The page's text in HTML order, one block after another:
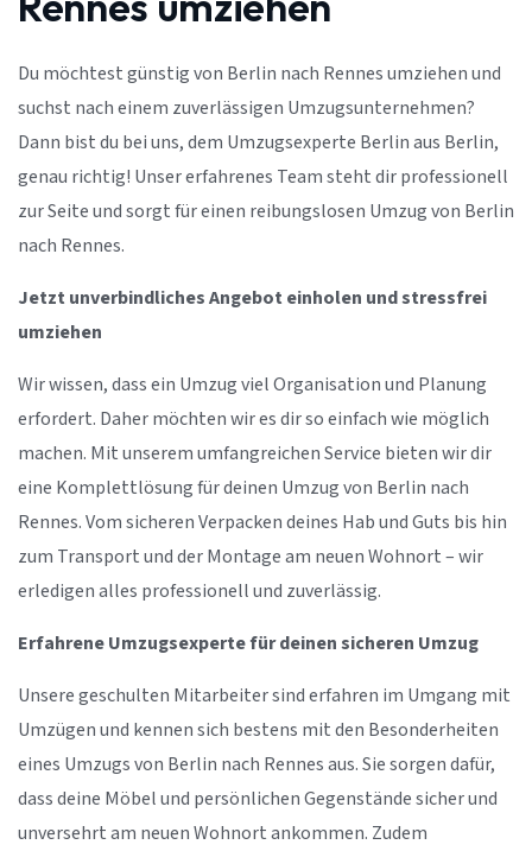
Du möchtest günstig von Berlin nach Rennes umziehen und
suchst nach einem zuverlässigen Umzugsunternehmen?
Dann bist du bei uns, dem Umzugsexperte Berlin aus Berlin,
genau richtig! Unser erfahrenes Team steht dir professionell
zur Seite und sorgt für einen reibungslosen Umzug von Berlin
nach Rennes.
Jetzt unverbindliches Angebot einholen und stressfrei
umziehen
Wir wissen, dass ein Umzug viel Organisation und Planung
erfordert. Daher möchten wir es dir so einfach wie möglich
machen. Mit unserem umfangreichen Service bieten wir dir
eine Komplettlösung für deinen Umzug von Berlin nach
Rennes. Vom sicheren Verpacken deines Hab und Guts bis hin
zum Transport und der Montage am neuen Wohnort – wir
erledigen alles professionell und zuverlässig.
Erfahrene Umzugsexperte für deinen sicheren Umzug
Unsere geschulten Mitarbeiter sind erfahren im Umgang mit
Umzügen und kennen sich bestens mit den Besonderheiten
eines Umzugs von Berlin nach Rennes aus. Sie sorgen dafür,
dass deine Möbel und persönlichen Gegenstände sicher und
unversehrt am neuen Wohnort ankommen. Zudem